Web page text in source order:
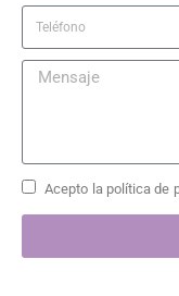
Acepto la política de